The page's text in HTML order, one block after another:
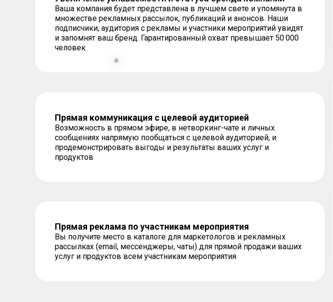
Ваша компания будет представлена в лучшем свете и упомянута в
множестве рекламных рассылок, публикаций и анонсов. Наши
подписчики, аудитория с рекламы и участники мероприятий увидят
и запомнят ваш бренд. Гарантированный охват превышает 50 000
человек
Прямая коммуникация с целевой аудиторией
Возможность в прямом эфире, в нетворкинг-чате и личных
сообщениях напрямую пообщаться с целевой аудиторией, и
продемонстрировать выгоды и результаты ваших услуг и
продуктов
Прямая реклама по участникам мероприятия
Вы получите место в каталоге для маркетологов и рекламных
рассылках (email, мессенджеры, чаты) для прямой продажи ваших
услуг и продуктов всем участникам мероприятия